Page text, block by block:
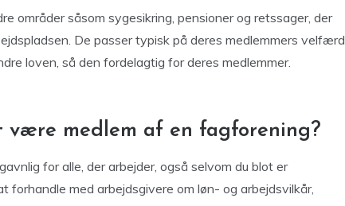
områder såsom sygesikring, pensioner og retssager, der
De passer typisk på deres medlemmers velfærd
loven, så den fordelagtig for deres medlemmer.
medlem af en fagforening?
for alle, der arbejder, også selvom du blot er
forhandle med arbejdsgivere om løn- og arbejdsvilkår,